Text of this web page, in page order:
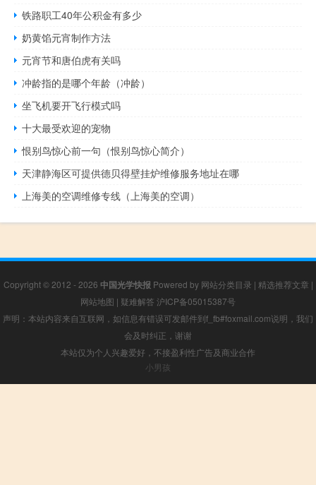
铁路职工40年公积金有多少
奶黄馅元宵制作方法
元宵节和唐伯虎有关吗
冲龄指的是哪个年龄（冲龄）
坐飞机要开飞行模式吗
十大最受欢迎的宠物
恨别鸟惊心前一句（恨别鸟惊心简介）
天津静海区可提供德贝得壁挂炉维修服务地址在哪
上海美的空调维修专线（上海美的空调）
Copyright © 2012 - 2026 中国光学快报 Powered by 网站分类目录 | 精选推荐文章 |
网站地图 | 疑难解答 沪ICP备05015387号
声明：本站内容来自互联网，如信息有错误可发邮件到f_fb#foxmail.com说明，我们
会及时纠正，谢谢
本站仅为个人兴趣爱好，不接盈利性广告及商业合作
小男孩